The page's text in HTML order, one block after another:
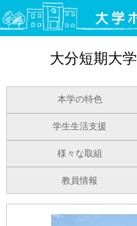
大分短期大学
本学の特色
学生生活支援
様々な取組
教員情報